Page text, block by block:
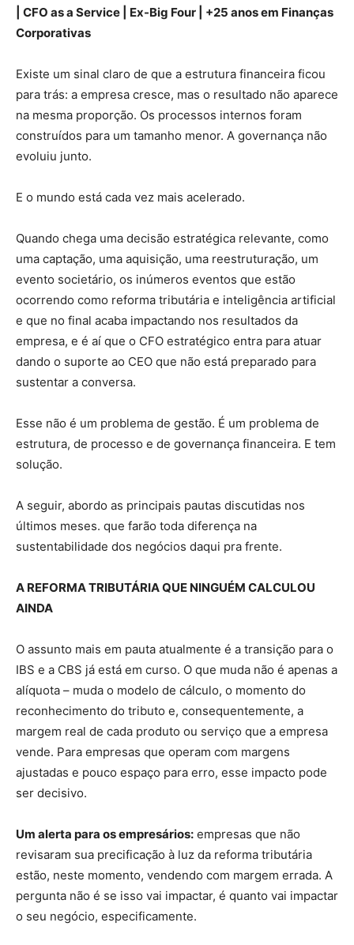
| CFO as a Service | Ex-Big Four | +25 anos em Finanças
Corporativas
Existe um sinal claro de que a estrutura financeira ficou
para trás: a empresa cresce, mas o resultado não aparece
na mesma proporção. Os processos internos foram
construídos para um tamanho menor. A governança não
evoluiu junto.
E o mundo está cada vez mais acelerado.
Quando chega uma decisão estratégica relevante, como
uma captação, uma aquisição, uma reestruturação, um
evento societário, os inúmeros eventos que estão
ocorrendo como reforma tributária e inteligência artificial
e que no final acaba impactando nos resultados da
empresa, e é aí que o CFO estratégico entra para atuar
dando o suporte ao CEO que não está preparado para
sustentar a conversa.
Esse não é um problema de gestão. É um problema de
estrutura, de processo e de governança financeira. E tem
solução.
A seguir, abordo as principais pautas discutidas nos
últimos meses. que farão toda diferença na
sustentabilidade dos negócios daqui pra frente.
A REFORMA TRIBUTÁRIA QUE NINGUÉM CALCULOU
AINDA
O assunto mais em pauta atualmente é a transição para o
IBS e a CBS já está em curso. O que muda não é apenas a
alíquota – muda o modelo de cálculo, o momento do
reconhecimento do tributo e, consequentemente, a
margem real de cada produto ou serviço que a empresa
vende. Para empresas que operam com margens
ajustadas e pouco espaço para erro, esse impacto pode
ser decisivo.
Um alerta para os empresários: empresas que não
revisaram sua precificação à luz da reforma tributária
estão, neste momento, vendendo com margem errada. A
pergunta não é se isso vai impactar, é quanto vai impactar
o seu negócio, especificamente.